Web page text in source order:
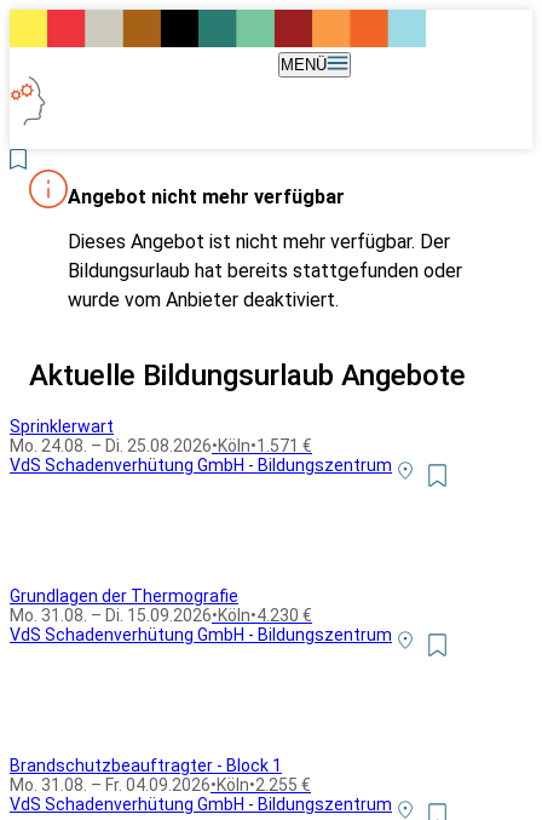
MENÜ
Angebot nicht mehr verfügbar
Dieses Angebot ist nicht mehr verfügbar. Der
Bildungsurlaub hat bereits stattgefunden oder
wurde vom Anbieter deaktiviert.
Aktuelle Bildungsurlaub Angebote
Sprinklerwart
Mo. 24.08. – Di. 25.08.2026•Köln•1.571 €
VdS Schadenverhütung GmbH - Bildungszentrum
Grundlagen der Thermografie
Mo. 31.08. – Di. 15.09.2026•Köln•4.230 €
VdS Schadenverhütung GmbH - Bildungszentrum
Brandschutzbeauftragter - Block 1
Mo. 31.08. – Fr. 04.09.2026•Köln•2.255 €
VdS Schadenverhütung GmbH - Bildungszentrum